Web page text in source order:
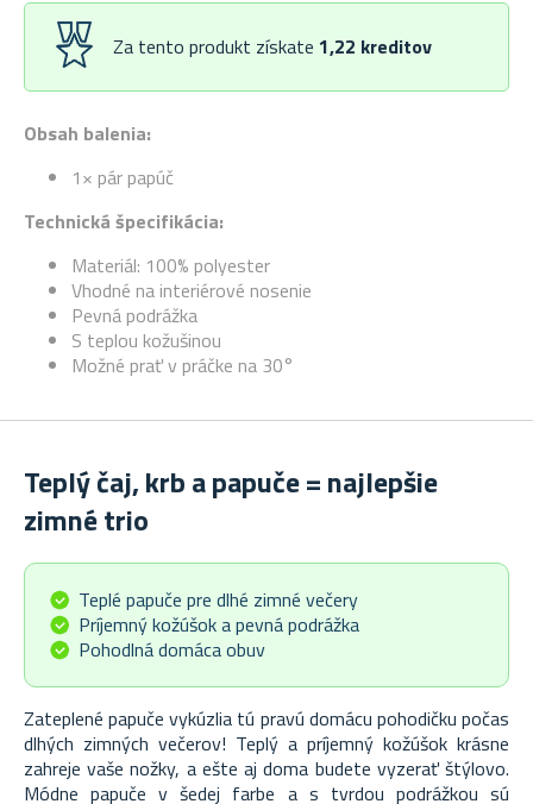
Obsah balenia:
1× pár papúč
Technická špecifikácia:
Materiál: 100% polyester
Vhodné na interiérové nosenie
Pevná podrážka
S teplou kožušinou
Možné prať v práčke na 30°
Za tento produkt získate 1,22 kreditov
Teplý čaj, krb a papuče = najlepšie
zimné trio
Teplé papuče pre dlhé zimné večery
Príjemný kožúšok a pevná podrážka
Pohodlná domáca obuv
Zateplené papuče vykúzlia tú pravú domácu pohodičku počas
dlhých zimných večerov! Teplý a príjemný kožúšok krásne
zahreje vaše nožky, a ešte aj doma budete vyzerať štýlovo.
Módne papuče v šedej farbe a s tvrdou podrážkou sú